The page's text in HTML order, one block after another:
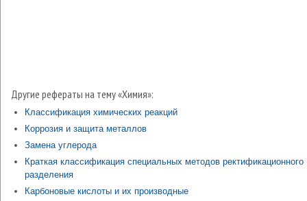
Другие рефераты на тему «Химия»:
Классификация химических реакций
Коррозия и защита металлов
Замена углерода
Краткая классификация специальных методов ректификационного
разделения
Карбоновые кислоты и их производные